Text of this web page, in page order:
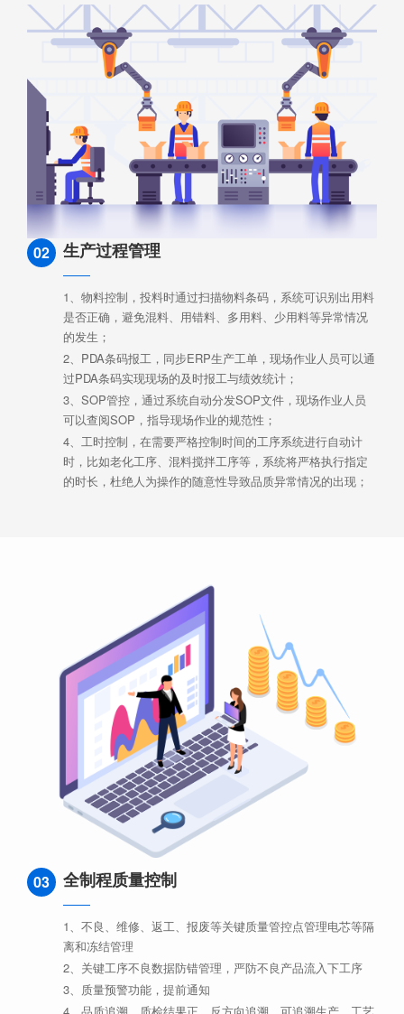
02 生产过程管理
1、物料控制，投料时通过扫描物料条码，系统可识别出用料
是否正确，避免混料、用错料、多用料、少用料等异常情况
的发生；
2、PDA条码报工，同步ERP生产工单，现场作业人员可以通
过PDA条码实现现场的及时报工与绩效统计；
3、SOP管控，通过系统自动分发SOP文件，现场作业人员
可以查阅SOP，指导现场作业的规范性；
4、工时控制，在需要严格控制时间的工序系统进行自动计
时，比如老化工序、混料搅拌工序等，系统将严格执行指定
的时长，杜绝人为操作的随意性导致品质异常情况的出现；
03 全制程质量控制
1、不良、维修、返工、报废等关键质量管控点管理电芯等隔
离和冻结管理
2、关键工序不良数据防错管理，严防不良产品流入下工序
3、质量预警功能，提前通知